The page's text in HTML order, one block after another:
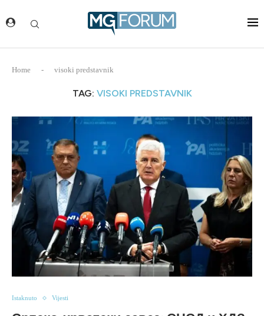
Home - visoki predstavnik
TAG: VISOKI PREDSTAVNIK
Istaknuto Vijesti